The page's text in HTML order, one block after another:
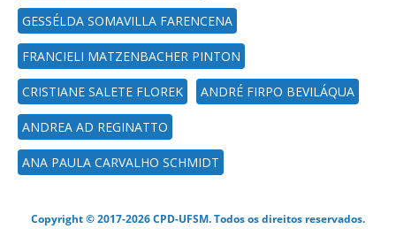
GESSÉLDA SOMAVILLA FARENCENA
FRANCIELI MATZENBACHER PINTON
CRISTIANE SALETE FLOREK ANDRÉ FIRPO BEVILÁQUA
ANDREA AD REGINATTO
ANA PAULA CARVALHO SCHMIDT
Copyright © 2017-2026 CPD-UFSM. Todos os direitos reservados.